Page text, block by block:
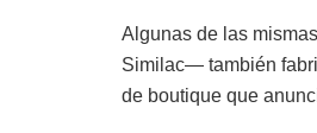
Algunas de las
Similac— también
de boutique que